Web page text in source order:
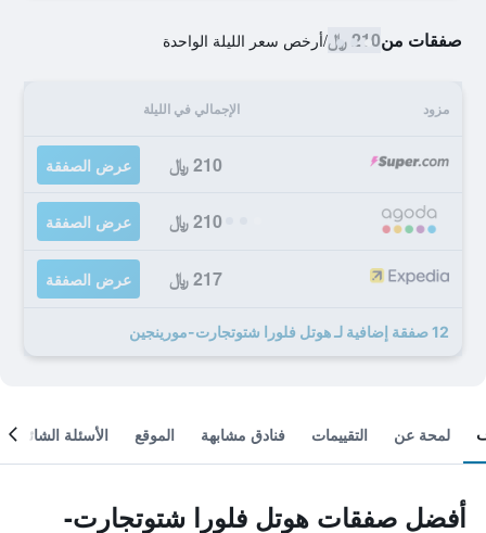
صفقات من210 ﷼ /أرخص سعر الليلة الواحدة
مزود الإجمالي في الليلة
210 ﷼ عرض الصفقة
210 ﷼ عرض الصفقة
217 ﷼ عرض الصفقة
12 صفقة إضافية لـ هوتل فلورا شتوتجارت-مورينجين
لمحة عن التقييمات فنادق مشابهة الموقع الأسئلة الشائعة
أفضل صفقات هوتل فلورا شتوتجارت-